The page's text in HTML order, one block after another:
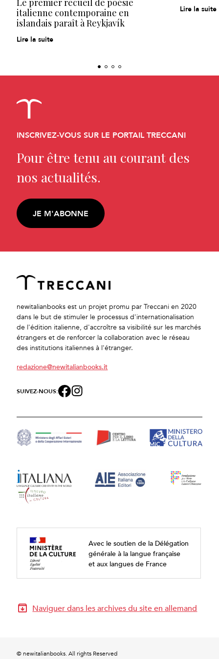
Le premier recueil de poésie
italienne contemporaine en
islandais paraît à Reykjavík
Lire la suite
Lire la suite
INSCRIVEZ-VOUS SUR LE PORTAIL TRECCANI
Pour être tenu au courant des
nos actualités.
JE M'ABONNE
newitalianbooks est un projet promu par Treccani en 2020
dans le but de stimuler le processus d'internationalisation
de l'édition italienne, d'accroître sa visibilité sur les marchés
étrangers et de renforcer la collaboration avec le réseau
des institutions italiennes à l'étranger.
redazione@newitalianbooks.it
SUIVEZ-NOUS:
Avec le soutien de la Délégation
générale à la langue française
et aux langues de France
Naviguer dans les archives du site en allemand
© newitalianbooks. All rights Reserved